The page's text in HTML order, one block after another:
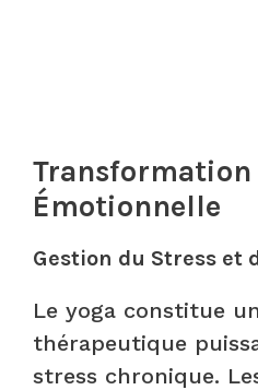
Émotionnelle
Gestion du Stress et
Le yoga constitue
thérapeutique
stress chronique.